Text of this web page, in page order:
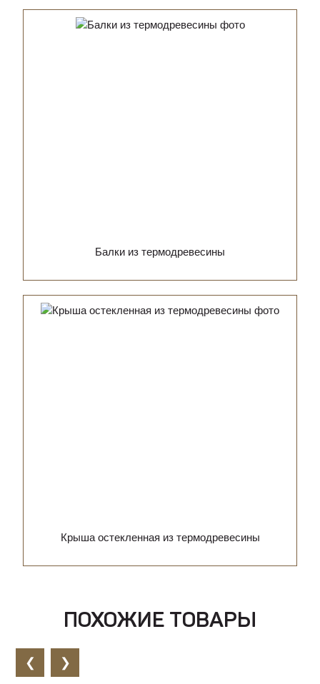
Балки из термодревесины
Крыша остекленная из термодревесины
ПОХОЖИЕ ТОВАРЫ
❮ ❯